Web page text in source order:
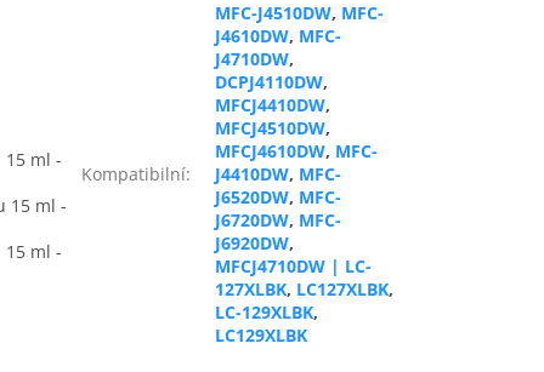
ml -
15 ml -
ml -
Kompatibilní:
MFC-J4510DW, MFC-
J4610DW, MFC-
J4710DW,
DCPJ4110DW,
MFCJ4410DW,
MFCJ4510DW,
MFCJ4610DW, MFC-
J4410DW, MFC-
J6520DW, MFC-
J6720DW, MFC-
J6920DW,
MFCJ4710DW | LC-
127XLBK, LC127XLBK,
LC-129XLBK,
LC129XLBK